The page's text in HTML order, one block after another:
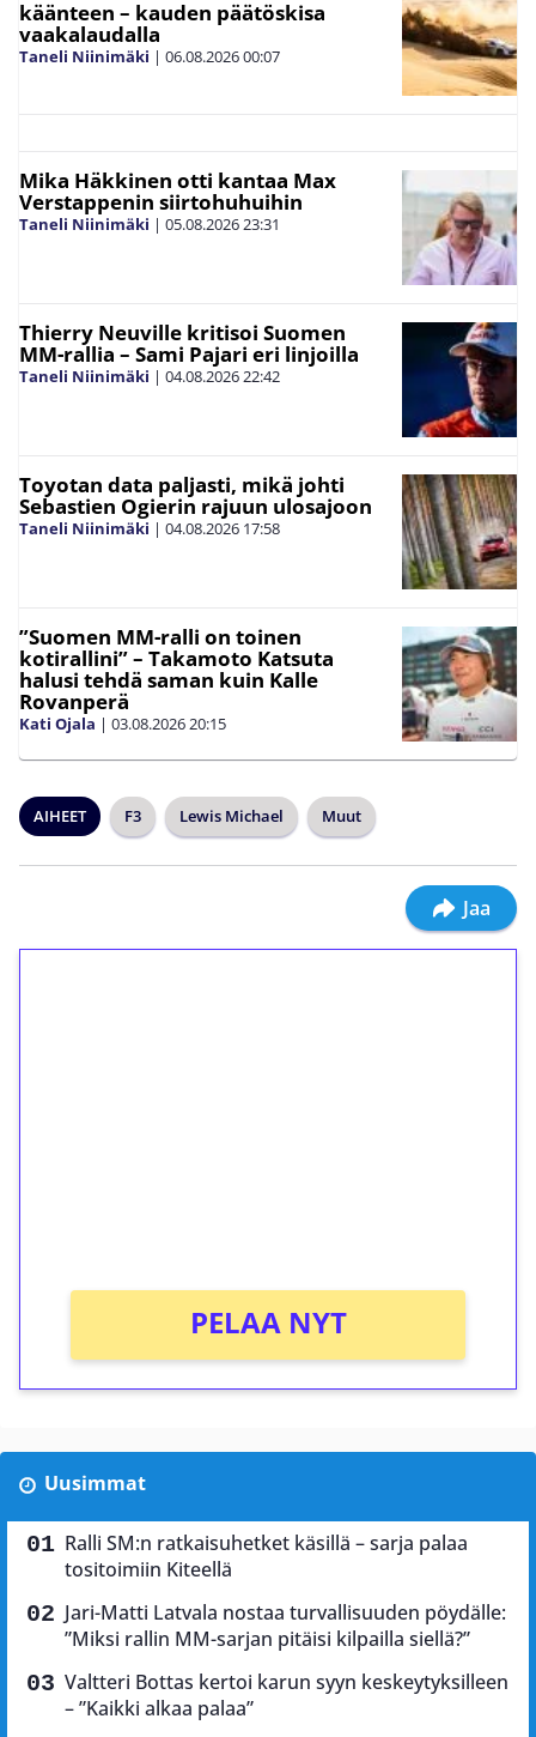
käänteen – kauden päätöskisa
vaakalaudalla
Taneli Niinimäki | 06.08.202600:07
Mika Häkkinen otti kantaa Max
Verstappenin siirtohuhuihin
Taneli Niinimäki | 05.08.202623:31
Thierry Neuville kritisoi Suomen
MM-rallia – Sami Pajari eri linjoilla
Taneli Niinimäki | 04.08.202622:42
Toyotan data paljasti, mikä johti
Sebastien Ogierin rajuun ulosajoon
Taneli Niinimäki | 04.08.2026 17:58
”Suomen MM-ralli on toinen
kotirallini” – Takamoto Katsuta
halusi tehdä saman kuin Kalle
Rovanperä
Kati Ojala | 03.08.202620:15
AIHEET F3 Lewis Michael Muut
Jaa
PELAA NYT
Uusimmat
Ralli SM:n ratkaisuhetket käsillä – sarja palaa
tositoimiin Kiteellä
Jari-Matti Latvala nostaa turvallisuuden pöydälle:
”Miksi rallin MM-sarjan pitäisi kilpailla siellä?”
Valtteri Bottas kertoi karun syyn keskeytyksilleen
– ”Kaikki alkaa palaa”